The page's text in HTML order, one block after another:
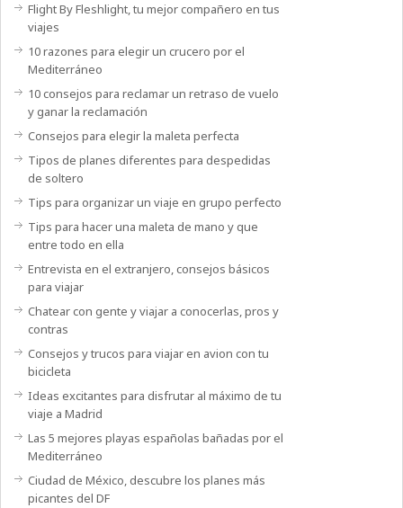
Flight By Fleshlight, tu mejor compañero en tus
viajes
10 razones para elegir un crucero por el
Mediterráneo
10 consejos para reclamar un retraso de vuelo
y ganar la reclamación
Consejos para elegir la maleta perfecta
Tipos de planes diferentes para despedidas
de soltero
Tips para organizar un viaje en grupo perfecto
Tips para hacer una maleta de mano y que
entre todo en ella
Entrevista en el extranjero, consejos básicos
para viajar
Chatear con gente y viajar a conocerlas, pros y
contras
Consejos y trucos para viajar en avion con tu
bicicleta
Ideas excitantes para disfrutar al máximo de tu
viaje a Madrid
Las 5 mejores playas españolas bañadas por el
Mediterráneo
Ciudad de México, descubre los planes más
picantes del DF